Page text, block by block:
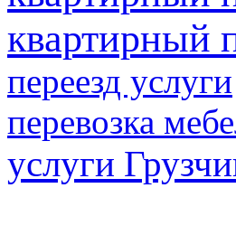
квартирный
переезд услуги
перевозка
услуги